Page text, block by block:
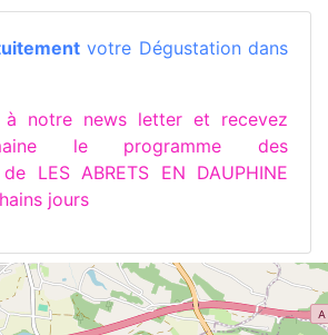
votre Dégustation dans
à notre news letter et recevez
le programme des
LES ABRETS EN DAUPHINE
jours